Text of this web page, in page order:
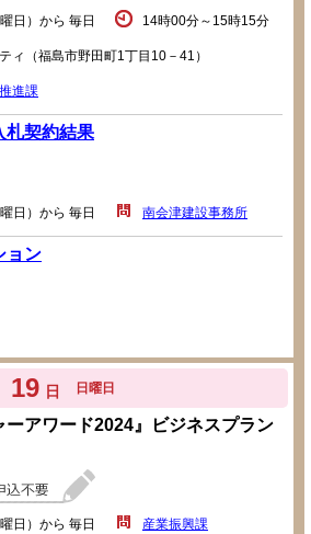
日）から 毎日 14時00分～15時15分
（福島市野田町1丁目10－41）
進課
札契約結果
日）から 毎日 南会津建設事務所
ョン
19 日 日曜日
ーアワード2024』ビジネスプラン
日）から 毎日 産業振興課